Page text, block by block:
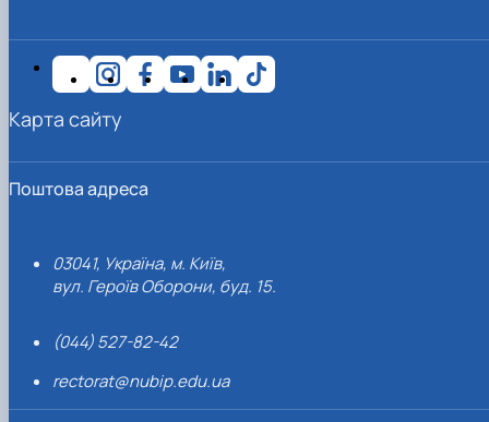
Поштова адреса
03041, Україна, м. Київ,
вул. Героїв Оборони, буд. 15.
(044) 527-82-42
rectorat@nubip.edu.ua
Карта сайту